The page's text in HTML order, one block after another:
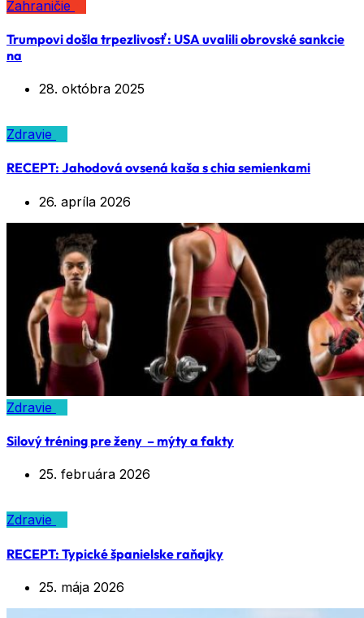
Zahraničie
Trumpovi došla trpezlivosť: USA uvalili obrovské sankcie
na
28. októbra 2025
Zdravie
RECEPT: Jahodová ovsená kaša s chia semienkami
26. apríla 2026
Zdravie
Silový tréning pre ženy – mýty a fakty
25. februára 2026
Zdravie
RECEPT: Typické španielske raňajky
25. mája 2026